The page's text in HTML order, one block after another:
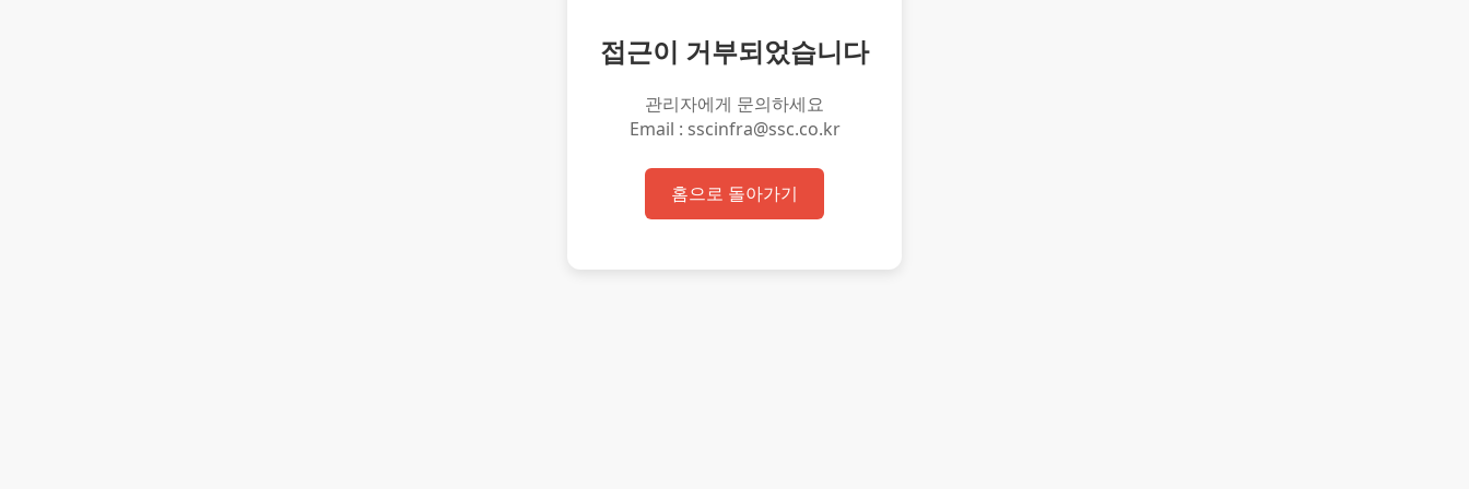
접근이 거부되었습니다
관리자에게 문의하세요
Email : sscinfra@ssc.co.kr
홈으로 돌아가기